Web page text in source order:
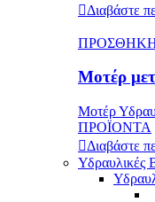
Διαβάστε
Μοτέρ
Μοτέρ
ΠΡΟΪΟΝΤΑ
Διαβάστε
Υδραυλικές